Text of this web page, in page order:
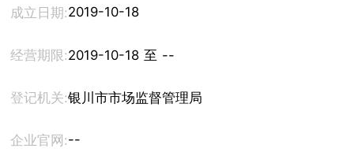
成立日期:2019-10-18
经营期限: 2019-10-18 至 --
登记机关:银川市市场监督管理局
企业官网:--